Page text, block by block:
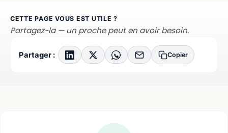
CETTE PAGE VOUS EST UTILE ?
Partagez-la — un proche peut en avoir besoin.
Partager : Copier